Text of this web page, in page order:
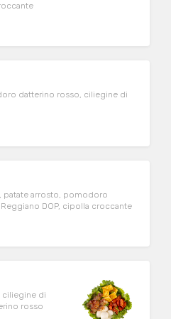
datterino rosso, ciliegine di
patate arrosto, pomodoro
DOP, cipolla croccante
ciliegine di
rosso